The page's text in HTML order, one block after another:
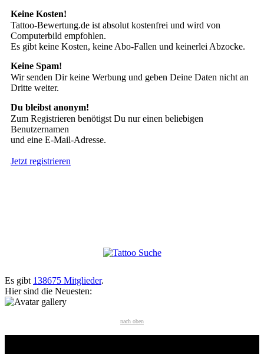
Keine Kosten!
Tattoo-Bewertung.de ist absolut kostenfrei und wird von
Computerbild empfohlen.
Es gibt keine Kosten, keine Abo-Fallen und keinerlei Abzocke.
Keine Spam!
Wir senden Dir keine Werbung und geben Deine Daten nicht an
Dritte weiter.
Du bleibst anonym!
Zum Registrieren benötigst Du nur einen beliebigen
Benutzernamen
und eine E-Mail-Adresse.
Jetzt registrieren
Es gibt 138675 Mitglieder.
Hier sind die Neuesten:
nach oben